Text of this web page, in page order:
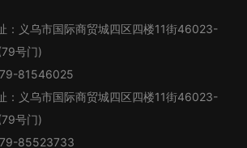
：义乌市国际商贸城四区四楼11街46023-
号门)
81546025
：义乌市国际商贸城四区四楼11街46023-
号门)
85523733